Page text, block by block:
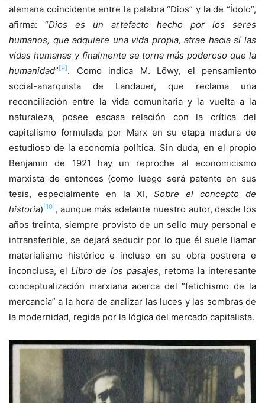
alemana coincidente entre la palabra “Dios” y la de “Ídolo”,
afirma: “Dios es un artefacto hecho por los seres
humanos, que adquiere una vida propia, atrae hacia sí las
vidas humanas y finalmente se torna más poderoso que la
humanidad” [9] . Como indica M. Löwy, el pensamiento
social-anarquista de Landauer, que reclama una
reconciliación entre la vida comunitaria y la vuelta a la
naturaleza, posee escasa relación con la crítica del
capitalismo formulada por Marx en su etapa madura de
estudioso de la economía política. Sin duda, en el propio
Benjamin de 1921 hay un reproche al economicismo
marxista de entonces (como luego será patente en sus
tesis, especialmente en la XI, Sobre el concepto de
historia) [10] , aunque más adelante nuestro autor, desde los
años treinta, siempre provisto de un sello muy personal e
intransferible, se dejará seducir por lo que él suele llamar
materialismo histórico e incluso en su obra postrera e
inconclusa, elLibro de los pasajes, retoma la interesante
conceptualización marxiana acerca del “fetichismo de la
mercancía” a la hora de analizar las luces y las sombras de
la modernidad, regida por la lógica del mercado capitalista.